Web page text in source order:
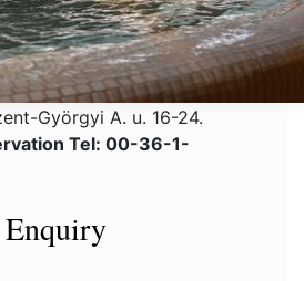
Györgyi A. u. 16-24.
Tel: 00-36-1-
Enquiry